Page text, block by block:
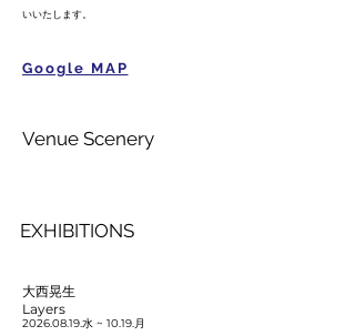
いいたします。
Google MAP
Venue Scenery
EXHIBITIONS
Layers
大西晃生
2026.08.19.水 ~ 10.19.月